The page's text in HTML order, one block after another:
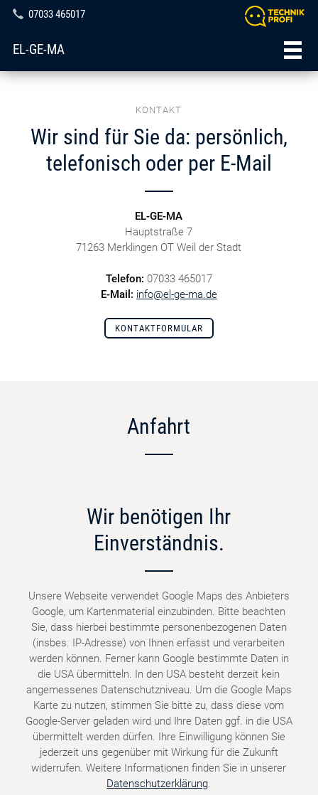
07033 465017
EL-GE-MA
KONTAKT
Wir sind für Sie da: persönlich,
telefonisch oder per E-Mail
EL-GE-MA
Hauptstraße 7
71263 Merklingen OT Weil der Stadt
Telefon: 07033 465017
E-Mail: info@el-ge-ma.de
KONTAKTFORMULAR
Anfahrt
Wir benötigen Ihr
Einverständnis.
Unsere Webseite verwendet Google Maps des Anbieters
Google, um Kartenmaterial einzubinden. Bitte beachten
Sie, dass hierbei bestimmte personenbezogenen Daten
(insbes. IP-Adresse) von Ihnen erfasst und verarbeiten
werden können. Ferner kann Google bestimmte Daten in
die USA übermitteln. In den USA besteht derzeit kein
angemessenes Datenschutzniveau. Um die Google Maps
Karte zu nutzen, stimmen Sie bitte zu, dass diese vom
Google-Server geladen wird und Ihre Daten ggf. in die USA
übermittelt werden dürfen. Ihre Einwilligung können Sie
jederzeit uns gegenüber mit Wirkung für die Zukunft
widerrufen. Weitere Informationen finden Sie in unserer
Datenschutzerklärung.